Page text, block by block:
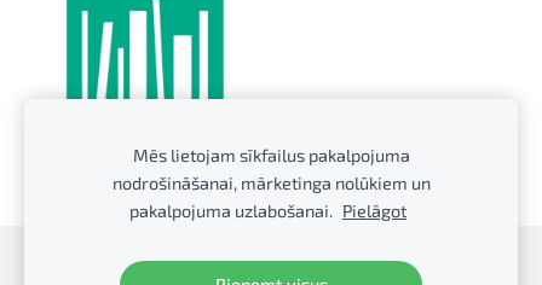
Mēs lietojam sīkfailus pakalpojuma
nodrošināšanai, mārketinga nolūkiem un
pakalpojuma uzlabošanai. Pielāgot